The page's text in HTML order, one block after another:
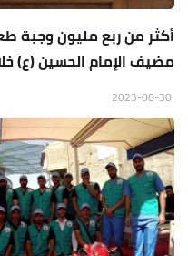
أكثر من ربع مليون وجبة
مضيف الإمام الحسين (ع)